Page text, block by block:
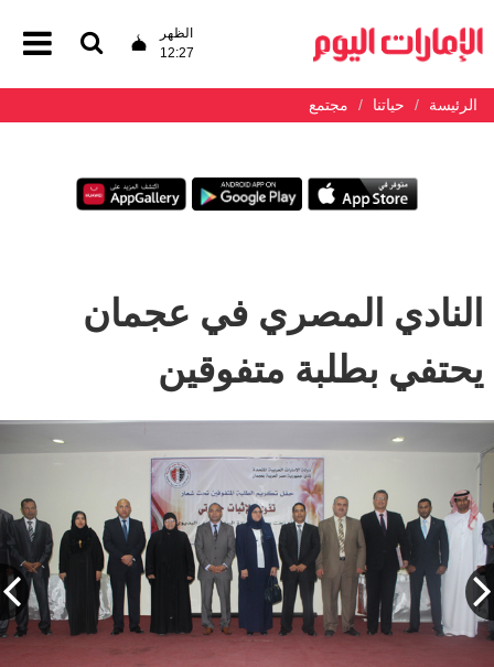
الظهر
12:27
الرئيسة حياتنا مجتمع
النادي المصري في عجمان
يحتفي بطلبة متفوقين